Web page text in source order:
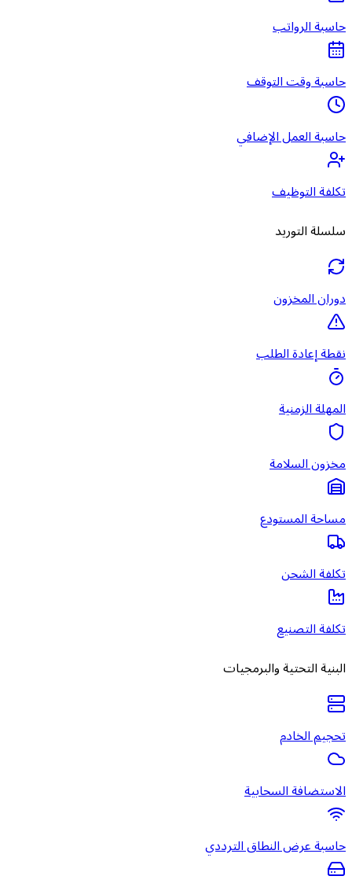
حاسبة الرواتب
حاسبة وقت التوقف
حاسبة العمل الإضافي
تكلفة التوظيف
سلسلة التوريد
دوران المخزون
نقطة إعادة الطلب
المهلة الزمنية
مخزون السلامة
مساحة المستودع
تكلفة الشحن
تكلفة التصنيع
البنية التحتية والبرمجيات
تحجيم الخادم
الاستضافة السحابية
حاسبة عرض النطاق الترددي